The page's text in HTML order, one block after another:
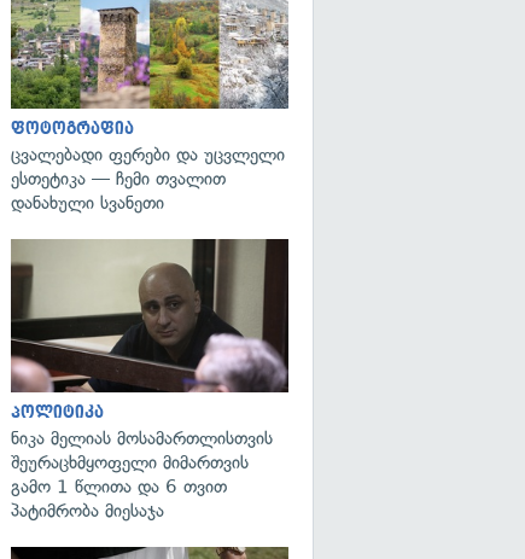
ფოტოგრაფია
ცვალებადი ფერები და უცვლელი
ესთეტიკა — ჩემი თვალით
დანახული სვანეთი
პოლიტიკა
ნიკა მელიას მოსამართლისთვის
შეურაცხმყოფელი მიმართვის
გამო 1 წლითა და 6 თვით
პატიმრობა მიესაჯა